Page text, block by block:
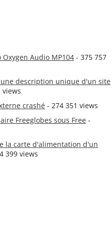
Audio MP104 - 375 757
description unique d'un site
views
crashé - 274 351 views
Freeglobes sous Free -
la carte d'alimentation d'un
399 views